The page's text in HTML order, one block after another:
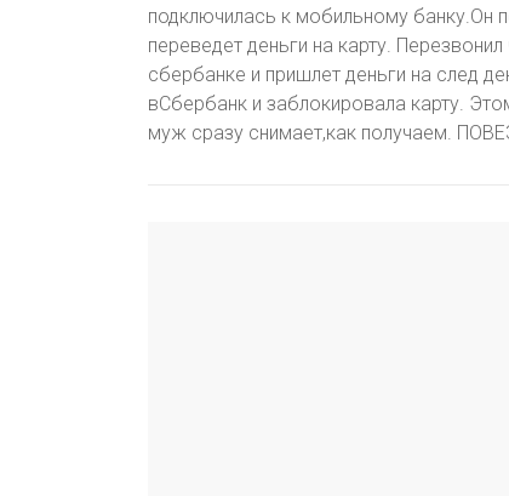
подключилась к мобильному банку.Он
переведет деньги на карту.
сбербанке и пришлет деньги на след
вСбербанк и заблокировала карту.
муж сразу снимает,как получаем.